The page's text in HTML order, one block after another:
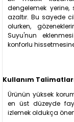
dengelemek
azaltır. Bu sayede
olurken,
Suyu'nun
konforlu
Kullanım
Ürünün yüksek
en üst düzeyde
izlemek oldukça